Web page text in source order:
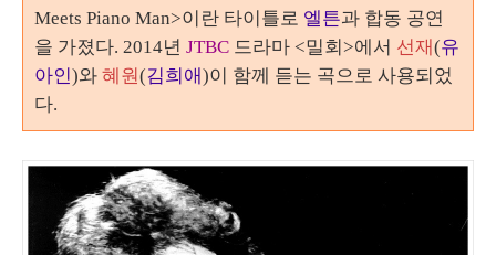
Meets Piano Man>이란 타이틀로 엘튼과 합동 공연
을 가졌다. 2014년 JTBC 드라마 <밀회>에서 선재(유
아인)와 혜원(김희애)이 함께 듣는 곡으로 사용되었
다.